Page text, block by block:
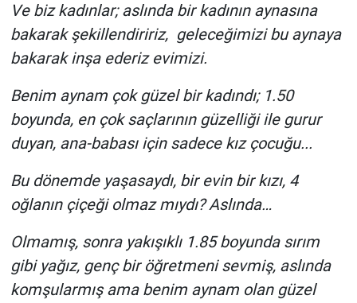
Ve biz kadınlar; aslında bir kadının aynasına
bakarak şekillendiririz, geleceğimizi bu aynaya
bakarak inşa ederiz evimizi.
Benim aynam çok güzel bir kadındı; 1.50
boyunda, en çok saçlarının güzelliği ile gurur
duyan, ana-babası için sadece kız çocuğu...
Bu dönemde yaşasaydı, bir evin bir kızı, 4
oğlanın çiçeği olmaz mıydı? Aslında…
Olmamış, sonra yakışıklı 1.85 boyunda sırım
gibi yağız, genç bir öğretmeni sevmiş, aslında
komşularmış ama benim aynam olan güzel